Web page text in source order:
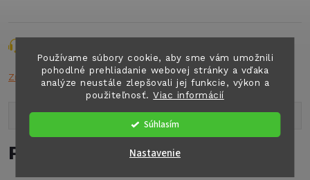
Používame súbory cookie, aby sme vám umožnili
pohodlné prehliadanie webovej stránky a vďaka
analýze neustále zlepšovali jej funkcie, výkon a
použiteľnosť.Viac informácií
Súhlasím
Nastavenie
Značka: n.a.
Popis produktu
Podrobný popis